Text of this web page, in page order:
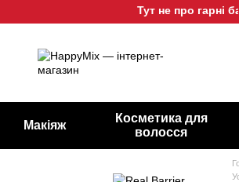
Тут не про гарні
Макіяж
Косметика для
волосся